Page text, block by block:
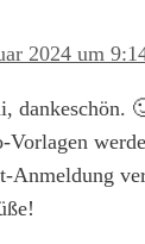
2024 um
dankeschön.
Vorlagen
Anmeldung